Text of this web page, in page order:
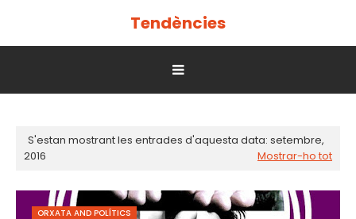
Tendències
S'estan mostrant les entrades d'aquesta data: setembre,
2016
Mostrar-ho tot
ORXATA AND POLÍTICS